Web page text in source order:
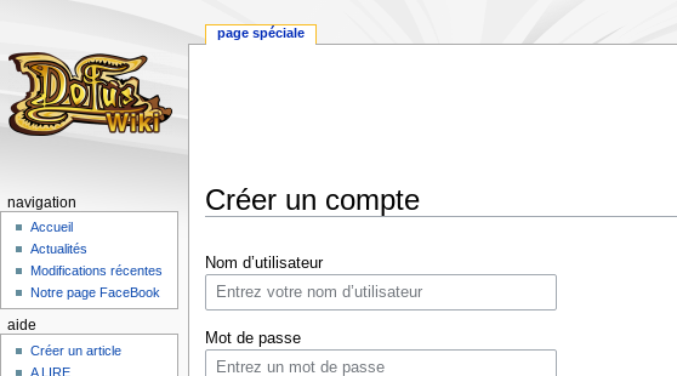
Créer un compte
à
navigation
à
recherche
Nom d’utilisateur
Mot de passe
page spéciale
navigation
Accueil
Actualités
Modifications récentes
Notre page FaceBook
aide
Créer un article
A LIRE